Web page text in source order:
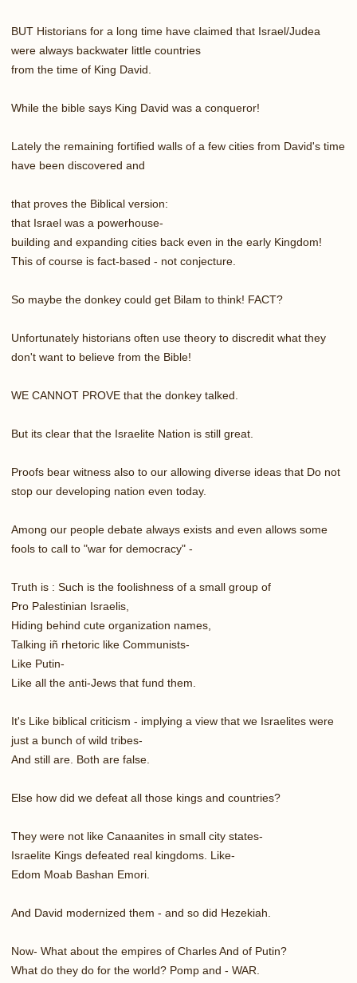
BUT Historians for a long time have claimed that Israel/Judea
were always backwater little countries
from the time of King David.
While the bible says King David was a conqueror!
Lately the remaining fortified walls of a few cities from David's time
have been discovered and
that proves the Biblical version:
that Israel was a powerhouse-
building and expanding cities back even in the early Kingdom!
This of course is fact-based - not conjecture.
So maybe the donkey could get Bilam to think! FACT?
Unfortunately historians often use theory to discredit what they
don't want to believe from the Bible!
WE CANNOT PROVE that the donkey talked.
But its clear that the Israelite Nation is still great.
Proofs bear witness also to our allowing diverse ideas that Do not
stop our developing nation even today.
Among our people debate always exists and even allows some
fools to call to "war for democracy" -
Truth is : Such is the foolishness of a small group of
Pro Palestinian Israelis,
Hiding behind cute organization names,
Talking iñ rhetoric like Communists-
Like Putin-
Like all the anti-Jews that fund them.
It's Like biblical criticism - implying a view that we Israelites were
just a bunch of wild tribes-
And still are. Both are false.
Else how did we defeat all those kings and countries?
They were not like Canaanites in small city states-
Israelite Kings defeated real kingdoms. Like-
Edom Moab Bashan Emori.
And David modernized them - and so did Hezekiah.
Now- What about the empires of Charles And of Putin?
What do they do for the world? Pomp and - WAR.